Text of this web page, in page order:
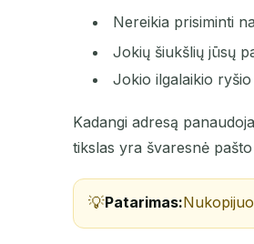
Nereikia prisiminti
Jokių šiukšlių jūsų
Jokio ilgalaikio
Kadangi adresą
tikslas yra švaresnė
Patarimas: